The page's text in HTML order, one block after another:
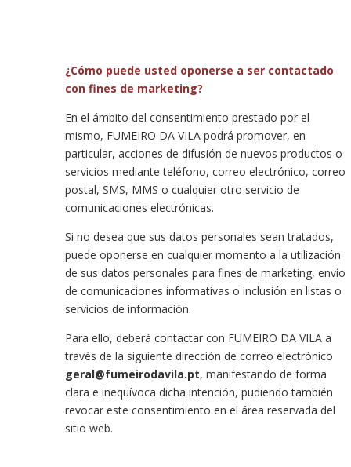
¿Cómo puede usted oponerse a ser contactado
con fines de marketing?
En el ámbito del consentimiento prestado por el
mismo, FUMEIRO DA VILA podrá promover, en
particular, acciones de difusión de nuevos productos o
servicios mediante teléfono, correo electrónico, correo
postal, SMS, MMS o cualquier otro servicio de
comunicaciones electrónicas.
Si no desea que sus datos personales sean tratados,
puede oponerse en cualquier momento a la utilización
de sus datos personales para fines de marketing, envío
de comunicaciones informativas o inclusión en listas o
servicios de información.
Para ello, deberá contactar con FUMEIRO DA VILA a
través de la siguiente dirección de correo electrónico
geral@fumeirodavila.pt, manifestando de forma
clara e inequívoca dicha intención, pudiendo también
revocar este consentimiento en el área reservada del
sitio web.